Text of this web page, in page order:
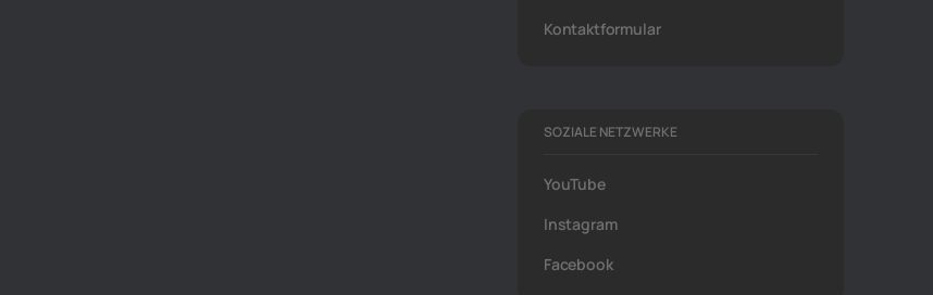
Kontaktformular
SOZIALE NETZWERKE
YouTube
Instagram
Facebook